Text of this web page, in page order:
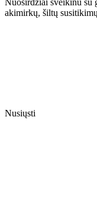
Nuoširdžiai sveikinu su
akimirkų, šiltų
Nusiųsti